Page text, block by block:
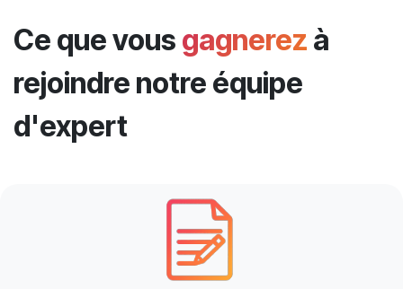
Ce que vous gagnerez à
rejoindre notre équipe
d'expert